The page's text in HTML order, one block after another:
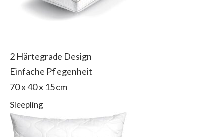
2 Härtegrade Design
Einfache Pflegenheit
70 x 40 x 15 cm
Sleepling